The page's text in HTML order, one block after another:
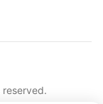
reserved.